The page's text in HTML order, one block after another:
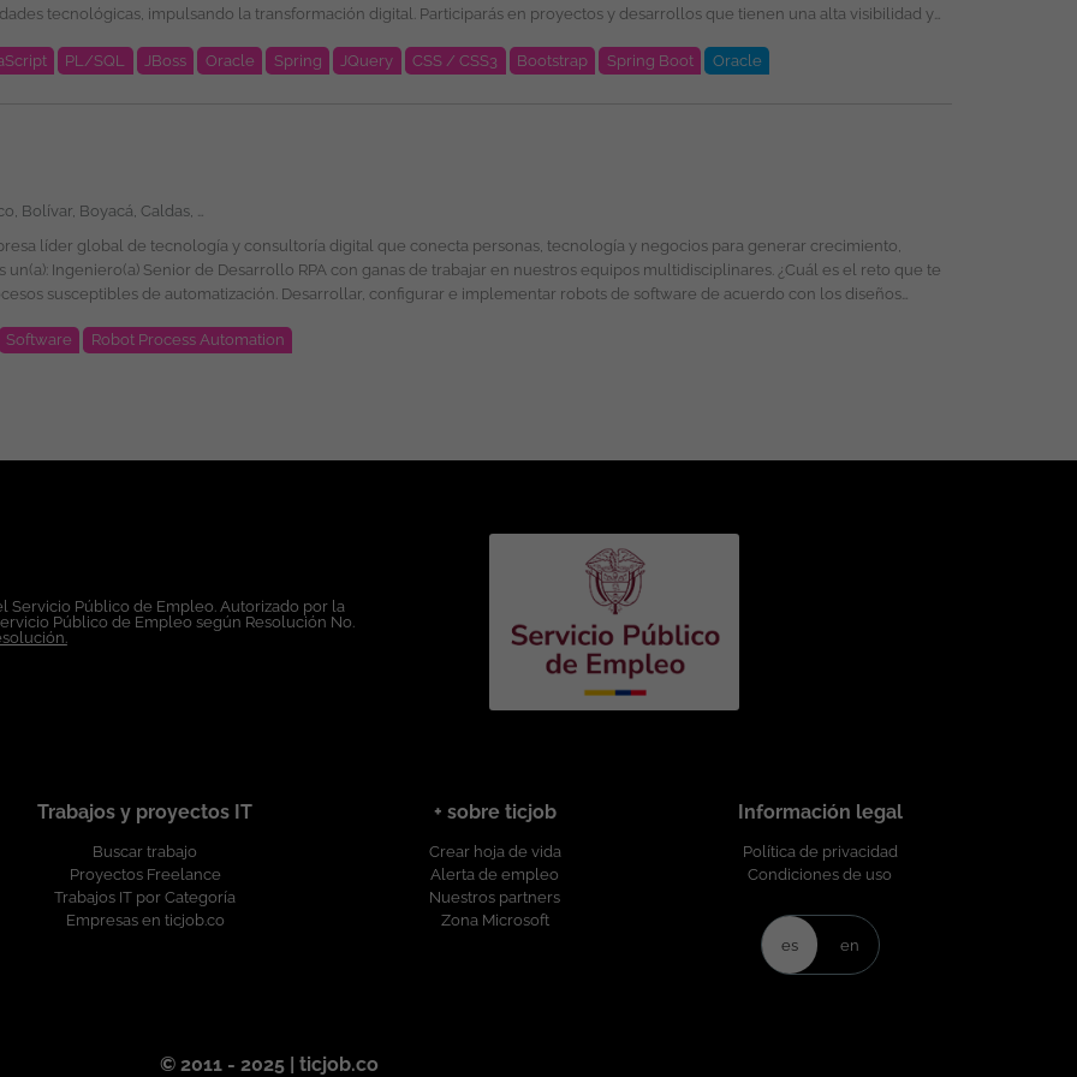
Programas de
edad, discapacidad, orientación sexual, identidad o expresión de género, religión, etnia, estado civil o cualquier otra
es divulgada a través de ticjob.co
PL/SQL JBoss Oracle Spring JQuery CSS / CSS3 Bootstrap Spring Boot
Oracle
Amazonas, Antioquia, Arauca, Atlántico, Bolívar, Boyacá, Caldas, Caquetá, Casanare, Cauca, Cesar, Chocó, Córdoba, Cundinamarca, Guainía, Guaviare, Huila, La Guajira, Magdalena, Meta, Nariño, Norte de Santander, Putumayo, Quindío, Risaralda, Santander, Sucre, Tolima, Valle del Cauca, Vaupés, Vichada, San Andrés, Providencia y Santa Catalina, Bogotá
se trate con respeto y dignidad a las personas, procurando el desarrollo profesional de la plantilla y garantizando la igualdad de
un entorno de trabajo libre de cualquier discriminación por motivo de género, edad, discapacidad, orientación sexual,
identidad o expresión de género, religión, etnia, estado civil o cualquier otra circunstancia personal o social. Esta vacante es divulgada a través de ticjob.co
Software Robot Process Automation
Servicio Público de Empleo. Autorizado por la
Público de Empleo según Resolución No.
Trabajos y proyectos IT
Buscar trabajo
Proyectos Freelance
Trabajos IT por Categoría
Empresas en ticjob.co
+ sobre ticjob
Crear hoja de vida
Alerta de empleo
Nuestros partners
Zona Microsoft
Información legal
Política de privacidad
Condiciones de uso
es en
© 2011 - 2025 | ticjob.co